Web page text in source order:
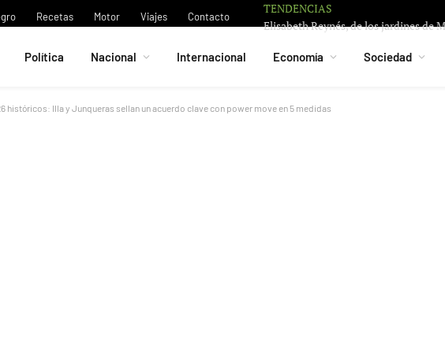
Recetas Motor Viajes Contacto
TENDENCIAS
Política Nacional Internacional Economía Sociedad
históricos: Illa y Junqueras sellan un acuerdo clave con power move en 5 medidas